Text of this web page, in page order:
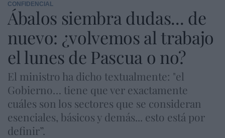
CONFIDENCIAL
Ábalos siembra dudas... de
nuevo: ¿volvemos al trabajo
el lunes de Pascua o no?
El ministro ha dicho textualmente: "el
Gobierno… tiene que ver exactamente
cuáles son los sectores que se consideran
esenciales, básicos y demás... esto está por
definir”.